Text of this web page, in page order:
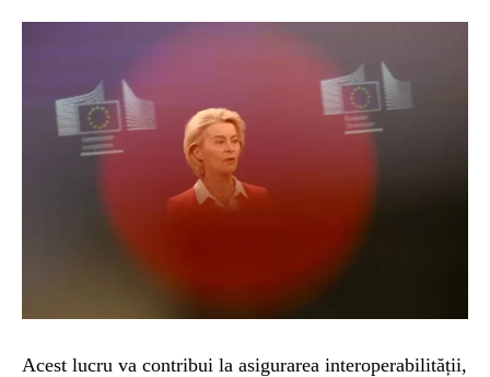
Acest lucru va contribui la asigurarea interoperabilității,